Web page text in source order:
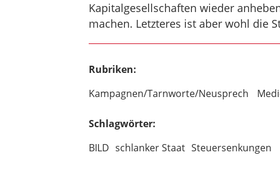
Kapitalgesellschaften wieder
machen. Letzteres ist aber wohl die
Rubriken:
Kampagnen/Tarnworte/Neusprech
Schlagwörter:
BILD schlanker Staat Steuersenkungen